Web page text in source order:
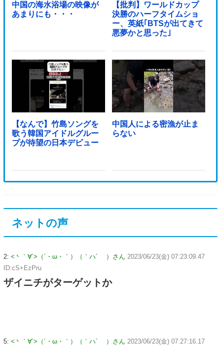
中国の海水浴場の映像が
あまりにも・・・
【批判】ワールドカップ
決勝のハーフタイムショ
ー、英紙｢BTSが出てきて
悪夢かと思った｣
【なんで】竹島ソングを
歌う韓国アイドルグルー
プが待望の日本デビュー
中国人による密漁が止ま
らない
ネットの声
2: <丶｀∀´>（´・ω・｀）（｀ハ´ ）さん 2023/06/23(金) 07:23:09.47
ID:cS+EzPru
ザイニチがターゲットか
5: <丶｀∀´>（´・ω・｀）（｀ハ´ ）さん 2023/06/23(金) 07:27:16.17